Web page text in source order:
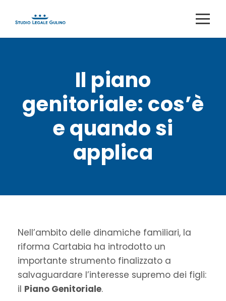
Il piano
genitoriale: cos’è
e quando si
applica
Nell’ambito delle dinamiche familiari, la
riforma Cartabia ha introdotto un
importante strumento finalizzato a
salvaguardare l’interesse supremo dei figli:
il Piano Genitoriale.